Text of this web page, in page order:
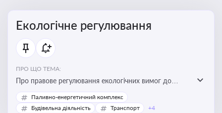
Екологічне регулювання
ПРО ЩО ТЕМА:
Про правове регулювання екологічних вимог до
виробництв, включно з дозволами, перевірками,
стандартами викидів і гармонізацією з
Паливно-енергетичний комплекс
Будівельна діяльність
Транспорт +4